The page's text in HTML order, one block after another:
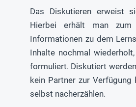
Das Diskutieren erweist
Hierbei erhält man zum
Informationen zu dem
Inhalte nochmal
formuliert. Diskutiert
kein Partner zur
selbst nacherzählen.